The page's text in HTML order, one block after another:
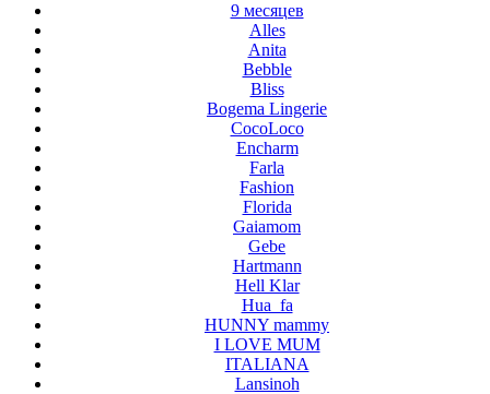
9 месяцев
Alles
Anita
Bebble
Bliss
Bogema Lingerie
CocoLoco
Encharm
Farla
Fashion
Florida
Gaiamom
Gebe
Hartmann
Hell Klar
Hua_fa
HUNNY mammy
I LOVE MUM
ITALIANA
Lansinoh